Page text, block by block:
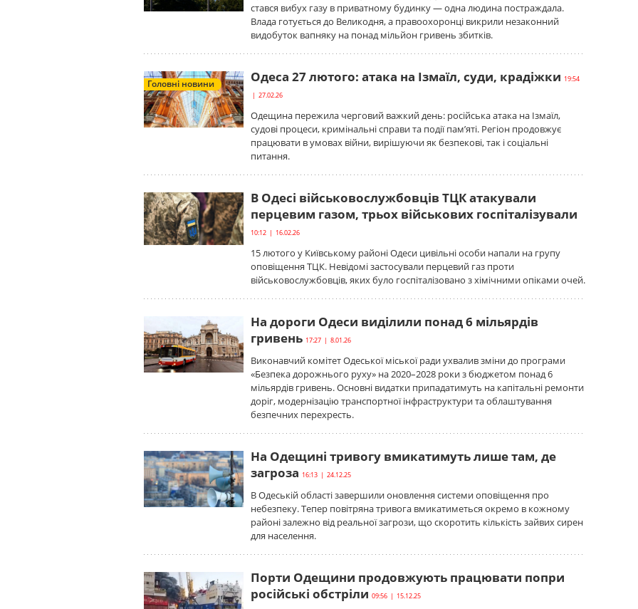
стався вибух газу в приватному будинку — одна людина постраждала.
Влада готується до Великодня, а правоохоронці викрили незаконний
видобуток вапняку на понад мільйон гривень збитків.
Головні новини Одеса 27 лютого: атака на Ізмаїл, суди, крадіжки 19:54
| 27.02.26
Одещина пережила черговий важкий день: російська атака на Ізмаїл,
судові процеси, кримінальні справи та події пам’яті. Регіон продовжує
працювати в умовах війни, вирішуючи як безпекові, так і соціальні
питання.
В Одесі військовослужбовців ТЦК атакували
перцевим газом, трьох військових госпіталізували
10:12 | 16.02.26
15 лютого у Київському районі Одеси цивільні особи напали на групу
оповіщення ТЦК. Невідомі застосували перцевий газ проти
військовослужбовців, яких було госпіталізовано з хімічними опіками очей.
На дороги Одеси виділили понад 6 мільярдів
гривень 17:27 | 8.01.26
Виконавчий комітет Одеської міської ради ухвалив зміни до програми
«Безпека дорожнього руху» на 2020–2028 роки з бюджетом понад 6
мільярдів гривень. Основні видатки припадатимуть на капітальні ремонти
доріг, модернізацію транспортної інфраструктури та облаштування
безпечних перехресть.
На Одещині тривогу вмикатимуть лише там, де
загроза 16:13 | 24.12.25
В Одеській області завершили оновлення системи оповіщення про
небезпеку. Тепер повітряна тривога вмикатиметься окремо в кожному
районі залежно від реальної загрози, що скоротить кількість зайвих сирен
для населення.
Порти Одещини продовжують працювати попри
російські обстріли 09:56 | 15.12.25